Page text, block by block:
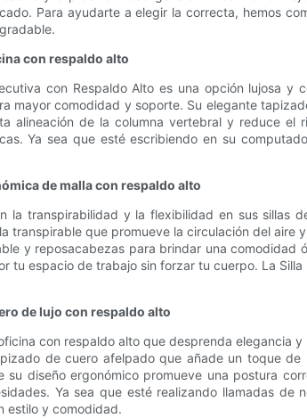
Para ayudarte a elegir la correcta, hemos
con respaldo alto
con Respaldo Alto es una opción lujosa
mayor comodidad y soporte. Su elegante
alineación de la columna vertebral y reduce
Ya sea que esté escribiendo en su
de malla con respaldo alto
la transpirabilidad y la flexibilidad en sus sillas
transpirable que promueve la circulación del
y reposacabezas para brindar una
tu espacio de trabajo sin forzar tu cuerpo. La
de lujo con respaldo alto
con respaldo alto que desprenda elegancia
de cuero afelpado que añade un toque
su diseño ergonómico promueve una postura
Ya sea que esté realizando llamadas
estilo y comodidad.